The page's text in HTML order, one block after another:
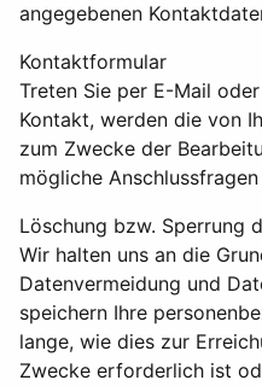
angegebenen
Kontaktformular
Treten Sie per E-Mail
Kontakt, werden die von
zum Zwecke der
mögliche
Löschung bzw. Sperrung
Wir halten uns an die
Datenvermeidung und
speichern Ihre
lange, wie dies zur
Zwecke erforderlich ist